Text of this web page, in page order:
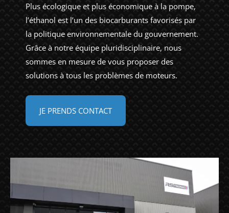
Plus écologique et plus économique à la pompe,
l’éthanol est l’un des biocarburants favorisés par
la politique environnementale du gouvernement.
Grâce à notre équipe pluridisciplinaire, nous
sommes en mesure de vous proposer des
solutions à tous les problèmes de moteurs.
JE PRENDS CONTACT